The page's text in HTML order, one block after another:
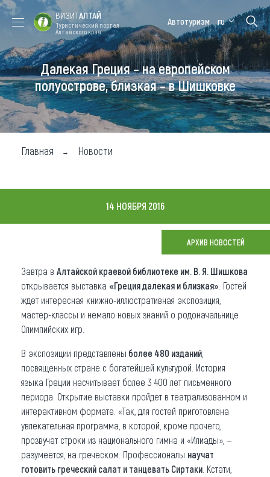
Форум VISIT
ALTAI
Цветение
маральника
Медицинский
форум
Алтайская
зимовка
Туры
Где побывать
Чем заняться
Где остановиться
Новости
Что привезти (сувениры)
О регионе
Коллекция впечатлений
Другие рубрики
ВИЗИТАЛТАЙ
Туристический портал
Алтайского края
Автотуризм ru
Далекая Греция – на европейском
полуострове, близкая – в Шишковке
Главная Новости
14 НОЯБРЯ 2016
АРХИВ НОВОСТЕЙ
Завтра в Алтайской краевой библиотеке им. В. Я. Шишкова
открывается выставка «Греция далекая и близкая» . Гостей
ждет интересная книжно-иллюстративная экспозиция,
мастер-классы и немало новых знаний о родоначальнице
Олимпийских игр.
В экспозиции представлены более 480 изданий
посвященных стране с богатейшей культурой. История
языка Греции насчитывает более 3 400 лет письменного
периода. Открытие выставки пройдет в театрализованном и
интерактивном формате. «Так, для гостей приготовлена
увлекательная программа, в которой, кроме прочего,
прозвучат строки из национального гимна и «Илиады», —
разумеется, на греческом. Профессионалы научат
готовить греческий салат и танцевать Сиртаки . Кстати,